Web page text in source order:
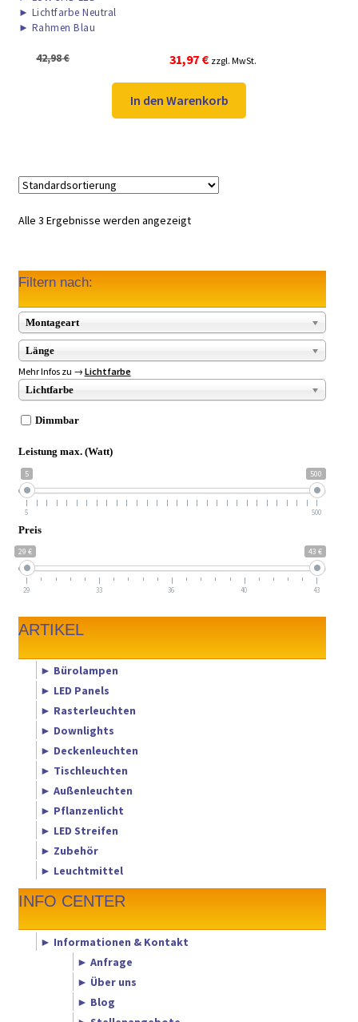
► Lichtfarbe Neutral
► Rahmen Blau
42,98€
Ursprünglicher
Preis
war:
42,98 €
31,97 €Aktueller
Preis
ist:
31,97 €.
zzgl. MwSt.
In den Warenkorb
Alle 3 Ergebnisse werden angezeigt
Filtern nach:
Montageart
Länge
Mehr Infos zu → Lichtfarbe
Lichtfarbe
Dimmbar
Leistung max. (Watt)
5 500
5 500
Preis
29 € 43 €
29 33 36 40 43
ARTIKEL
► Bürolampen
► LED Panels
► Rasterleuchten
► Downlights
► Deckenleuchten
► Tischleuchten
► Außenleuchten
► Pflanzenlicht
► LED Streifen
► Zubehör
► Leuchtmittel
INFO CENTER
► Informationen & Kontakt
► Anfrage
► Über uns
► Blog